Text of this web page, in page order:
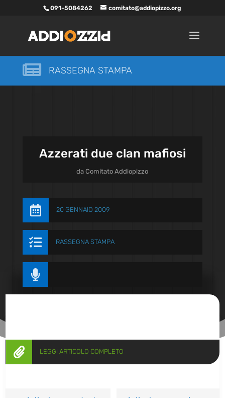
091-5084262 comitato@addiopizzo.org
 RASSEGNA STAMPA
Azzerati due clan mafiosi
daComitato Addiopizzo
 20 GENNAIO 2009
 RASSEGNA STAMPA

 LEGGI ARTICOLO COMPLETO